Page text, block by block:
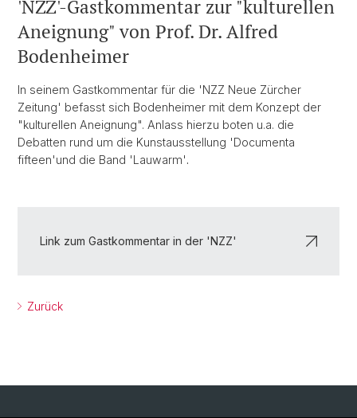
'NZZ'-Gastkommentar zur "kulturellen
Aneignung" von Prof. Dr. Alfred
Bodenheimer
In seinem Gastkommentar für die 'NZZ Neue Zürcher
Zeitung' befasst sich Bodenheimer mit dem Konzept der
"kulturellen Aneignung". Anlass hierzu boten u.a. die
Debatten rund um die Kunstausstellung 'Documenta
fifteen'und die Band 'Lauwarm'.
Link zum Gastkommentar in der 'NZZ'
Zurück